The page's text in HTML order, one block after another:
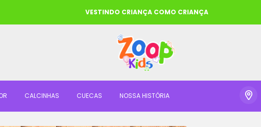
VESTINDO CRIANÇA COMO CRIANÇA
CALCINHAS CUECAS NOSSA HISTÓRIA